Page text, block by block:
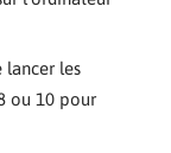
lancer les
ou 10 pour